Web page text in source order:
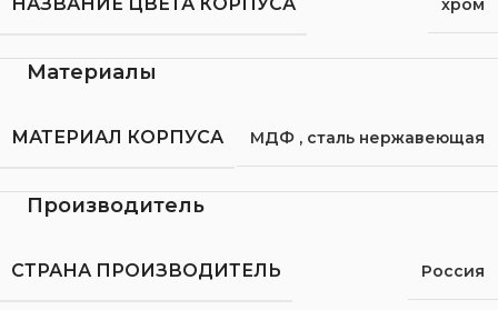
хром
Материалы
МАТЕРИАЛ КОРПУСА МДФ , сталь нержавеющая
Производитель
СТРАНА ПРОИЗВОДИТЕЛЬ Россия